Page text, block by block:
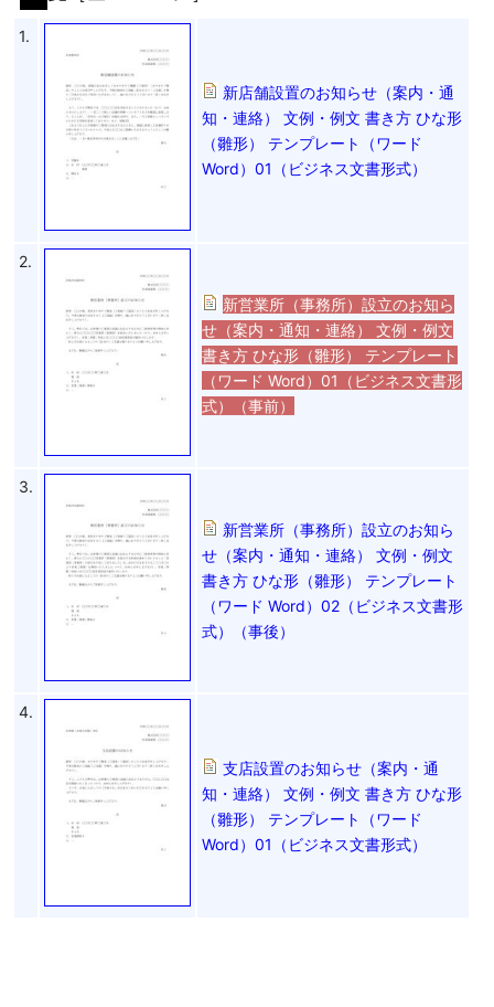
1.
新店舗設置のお知らせ（案内・通
知・連絡） 文例・例文 書き方 ひな形
（雛形） テンプレート（ワード
Word）01（ビジネス文書形式）
2.
新営業所（事務所）設立のお知ら
せ（案内・通知・連絡） 文例・例文
書き方 ひな形（雛形） テンプレート
（ワード Word）01（ビジネス文書形
式）（事前）
3.
新営業所（事務所）設立のお知ら
せ（案内・通知・連絡） 文例・例文
書き方 ひな形（雛形） テンプレート
（ワード Word）02（ビジネス文書形
式）（事後）
4.
支店設置のお知らせ（案内・通
知・連絡） 文例・例文 書き方 ひな形
（雛形） テンプレート（ワード
Word）01（ビジネス文書形式）